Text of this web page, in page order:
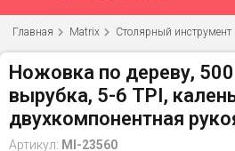
Главная Matrix Столярный инструмент
Ножовка по дереву,
вырубка, 5-6 TPI,
двухкомпонентная
Артикул: MI-23560